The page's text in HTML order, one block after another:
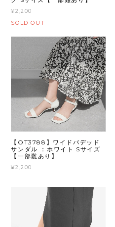
¥2,200
SOLD OUT
【OT3788】ワイドパデッド
サンダル ：ホワイト Sサイズ
【一部難あり】
¥2,200